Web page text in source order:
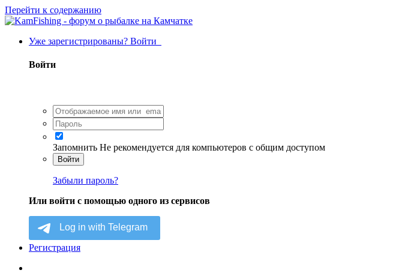
Перейти к содержанию
Уже зарегистрированы? Войти
Войти
Запомнить Не рекомендуется для компьютеров с общим доступом
Войти
Забыли пароль?
Или войти с помощью одного из сервисов
Регистрация